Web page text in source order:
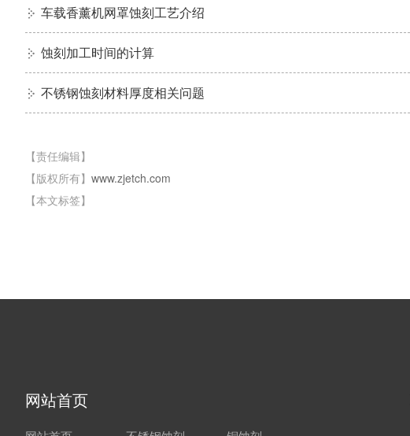
车载香薰机网罩蚀刻工艺介绍
蚀刻加工时间的计算
不锈钢蚀刻材料厚度相关问题
【责任编辑】
【版权所有】 www.zjetch.com
【本文标签】
网站首页